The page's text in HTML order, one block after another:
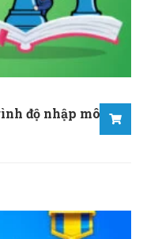
độ nhập môn)